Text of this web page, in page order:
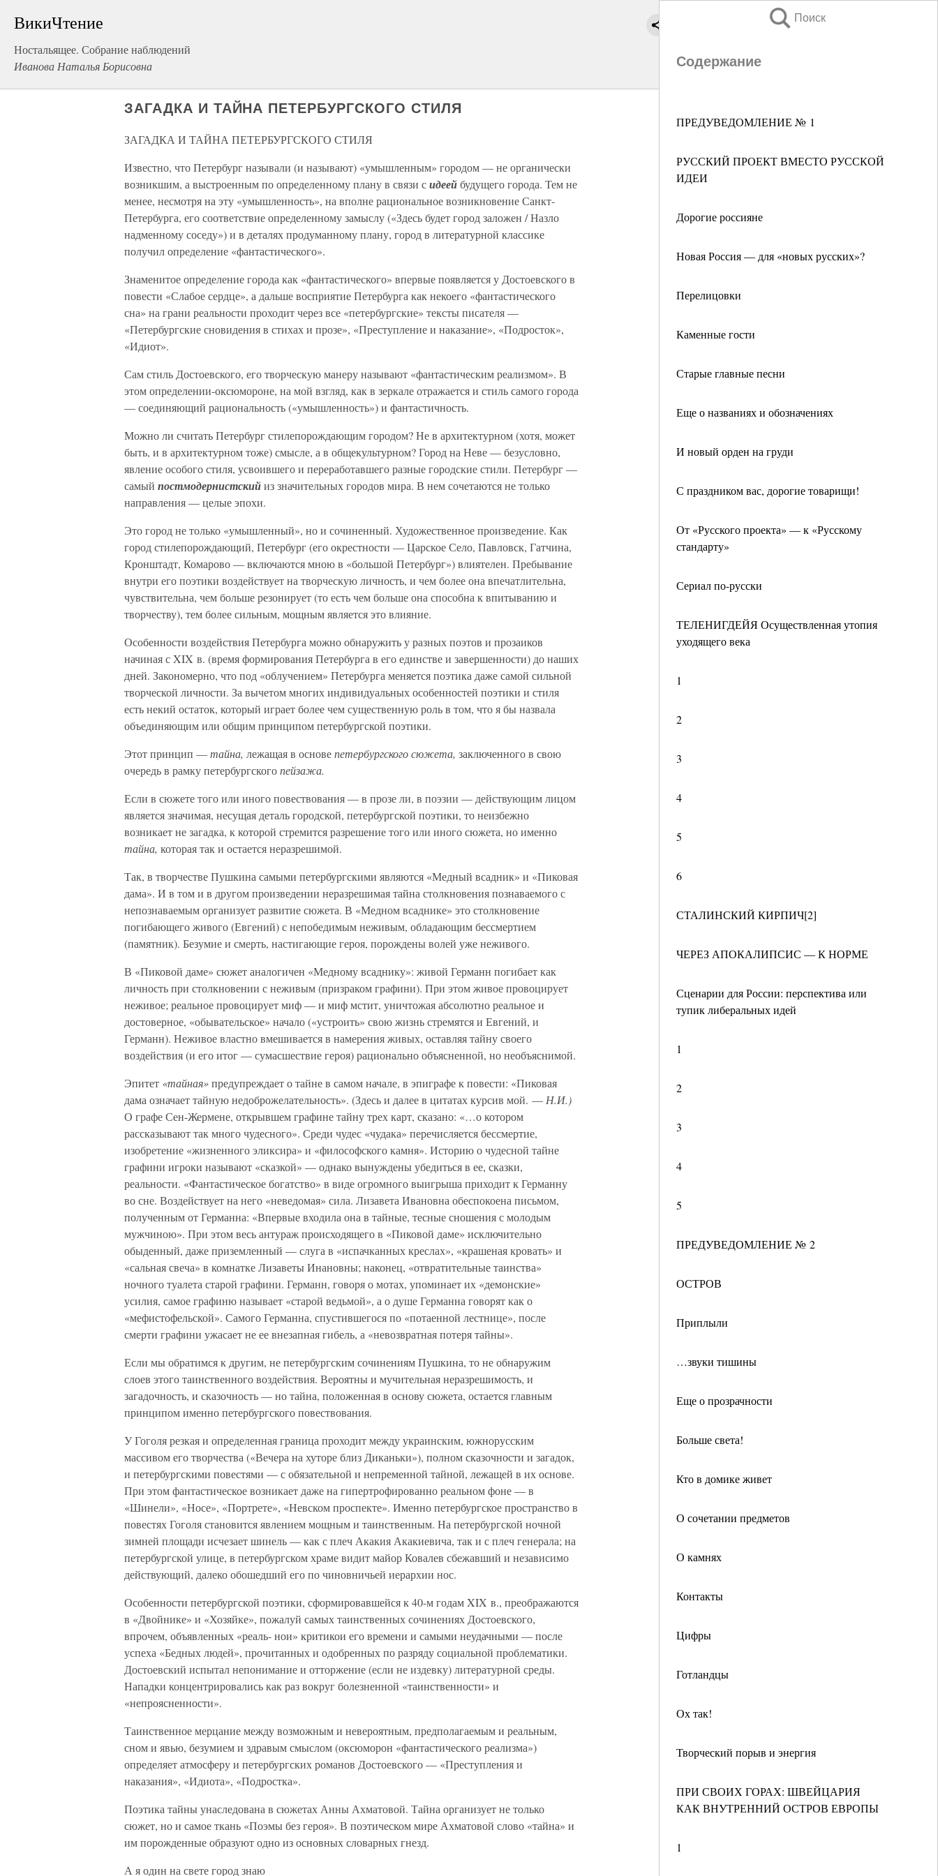
ВикиЧтение
Ностальящее. Собрание наблюдений
Иванова Наталья Борисовна
Поиск
Содержание
ПРЕДУВЕДОМЛЕНИЕ № 1
РУССКИЙ ПРОЕКТ ВМЕСТО РУССКОЙ
ИДЕИ
Дорогие россияне
Новая Россия — для «новых русских»?
Перелицовки
Каменные гости
Старые главные песни
Еще о названиях и обозначениях
И новый орден на груди
С праздником вас, дорогие товарищи!
От «Русского проекта» — к «Русскому
стандарту»
Сериал по-русски
ТЕЛЕНИГДЕЙЯ Осуществленная утопия
уходящего века
1
2
3
4
5
6
СТАЛИНСКИЙ КИРПИЧ[2]
ЧЕРЕЗ АПОКАЛИПСИС — К НОРМЕ
Сценарии для России: перспектива или
тупик либеральных идей
1
2
3
4
5
ПРЕДУВЕДОМЛЕНИЕ № 2
ОСТРОВ
Приплыли
…звуки тишины
Еще о прозрачности
Больше света!
Кто в домике живет
О сочетании предметов
О камнях
Контакты
Цифры
Готландцы
Ох так!
Творческий порыв и энергия
ПРИ СВОИХ ГОРАХ: ШВЕЙЦАРИЯ
КАК ВНУТРЕННИЙ ОСТРОВ ЕВРОПЫ
1
ЗАГАДКА И ТАЙНА ПЕТЕРБУРГСКОГО СТИЛЯ
ЗАГАДКА И ТАЙНА ПЕТЕРБУРГСКОГО СТИЛЯ
Известно, что Петербург называли (и называют) «умышленным» городом — не органически
возникшим, а выстроенным по определенному плану в связи сидеейбудущего города. Тем не
менее, несмотря на эту «умышленность», на вполне рациональное возникновение Санкт-
Петербурга, его соответствие определенному замыслу («Здесь будет город заложен / Назло
надменному соседу») и в деталях продуманному плану, город в литературной классике
получил определение «фантастического».
Знаменитое определение города как «фантастического» впервые появляется у Достоевского в
повести «Слабое сердце», а дальше восприятие Петербурга как некоего «фантастического
сна» на грани реальности проходит через все «петербургские» тексты писателя —
«Петербургские сновидения в стихах и прозе», «Преступление и наказание», «Подросток»,
«Идиот».
Сам стиль Достоевского, его творческую манеру называют «фантастическим реализмом». В
этом определении-оксюмороне, на мой взгляд, как в зеркале отражается и стиль самого города
— соединяющий рациональность («умышленность») и фантастичность.
Можно ли считать Петербург стилепорождающим городом? Не в архитектурном (хотя, может
быть, и в архитектурном тоже) смысле, а в общекультурном? Город на Неве — безусловно,
явление особого стиля, усвоившего и переработавшего разные городские стили. Петербург —
самый постмодернистскийиз значительных городов мира. В нем сочетаются не только
направления — целые эпохи.
Это город не только «умышленный», но и сочиненный. Художественное произведение. Как
город стилепорождающий, Петербург (его окрестности — Царское Село, Павловск, Гатчина,
Кронштадт, Комарово — включаются мною в «большой Петербург») влиятелен. Пребывание
внутри его поэтики воздействует на творческую личность, и чем более она впечатлительна,
чувствительна, чем больше резонирует (то есть чем больше она способна к впитыванию и
творчеству), тем более сильным, мощным является это влияние.
Особенности воздействия Петербурга можно обнаружить у разных поэтов и прозаиков
начиная с XIX в. (время формирования Петербурга в его единстве и завершенности) до наших
дней. Закономерно, что под «облучением» Петербурга меняется поэтика даже самой сильной
творческой личности. За вычетом многих индивидуальных особенностей поэтики и стиля
есть некий остаток, который играет более чем существенную роль в том, что я бы назвала
объединяющим или общим принципом петербургской поэтики.
Этот принцип —тайна, лежащая в основепетербургского сюжета, заключенного в свою
очередь в рамку петербургскогопейзажа.
Если в сюжете того или иного повествования — в прозе ли, в поэзии — действующим лицом
является значимая, несущая деталь городской, петербургской поэтики, то неизбежно
возникает не загадка, к которой стремится разрешение того или иного сюжета, но именно
тайна, которая так и остается неразрешимой.
Так, в творчестве Пушкина самыми петербургскими являются «Медный всадник» и «Пиковая
дама». И в том и в другом произведении неразрешимая тайна столкновения познаваемого с
непознаваемым организует развитие сюжета. В «Медном всаднике» это столкновение
погибающего живого (Евгений) с непобедимым неживым, обладающим бессмертием
(памятник). Безумие и смерть, настигающие героя, порождены волей уже неживого.
В «Пиковой даме» сюжет аналогичен «Медному всаднику»: живой Германн погибает как
личность при столкновении с неживым (призраком графини). При этом живое провоцирует
неживое; реальное провоцирует миф — и миф мстит, уничтожая абсолютно реальное и
достоверное, «обывательское» начало («устроить» свою жизнь стремятся и Евгений, и
Германн). Неживое властно вмешивается в намерения живых, оставляя тайну своего
воздействия (и его итог — сумасшествие героя) рационально объясненной, но необъяснимой.
Эпитет «тайная»предупреждает о тайне в самом начале, в эпиграфе к повести: «Пиковая
дама означает тайную недоброжелательность». (Здесь и далее в цитатах курсив мой. — Н.И.)
О графе Сен-Жермене, открывшем графине тайну трех карт, сказано: «…о котором
рассказывают так много чудесного». Среди чудес «чудака» перечисляется бессмертие,
изобретение «жизненного эликсира» и «философского камня». Историю о чудесной тайне
графини игроки называют «сказкой» — однако вынуждены убедиться в ее, сказки,
реальности. «Фантастическое богатство» в виде огромного выигрыша приходит к Германну
во сне. Воздействует на него «неведомая» сила. Лизавета Ивановна обеспокоена письмом,
полученным от Германна: «Впервые входила она в тайные, тесные сношения с молодым
мужчиною». При этом весь антураж происходящего в «Пиковой даме» исключительно
обыденный, даже приземленный — слуга в «испачканных креслах», «крашеная кровать» и
«сальная свеча» в комнатке Лизаветы Инановны; наконец, «отвратительные таинства»
ночного туалета старой графини. Германн, говоря о мотах, упоминает их «демонские»
усилия, самое графиню называет «старой ведьмой», а о душе Германна говорят как о
«мефистофельской». Самого Германна, спустившегося по «потаенной лестнице», после
смерти графини ужасает не ее внезапная гибель, а «невозвратная потеря тайны».
Если мы обратимся к другим, не петербургским сочинениям Пушкина, то не обнаружим
слоев этого таинственного воздействия. Вероятны и мучительная неразрешимость, и
загадочность, и сказочность — но тайна, положенная в основу сюжета, остается главным
принципом именно петербургского повествования.
У Гоголя резкая и определенная граница проходит между украинским, южнорусским
массивом его творчества («Вечера на хуторе близ Диканьки»), полном сказочности и загадок,
и петербургскими повестями — с обязательной и непременной тайной, лежащей в их основе.
При этом фантастическое возникает даже на гипертрофированно реальном фоне — в
«Шинели», «Носе», «Портрете», «Невском проспекте». Именно петербургское пространство в
повестях Гоголя становится явлением мощным и таинственным. На петербургской ночной
зимней площади исчезает шинель — как с плеч Акакия Акакиевича, так и с плеч генерала; на
петербургской улице, в петербургском храме видит майор Ковалев сбежавший и независимо
действующий, далеко обошедший его по чиновничьей иерархии нос.
Особенности петербургской поэтики, сформировавшейся к 40-м годам XIX в., преображаются
в «Двойнике» и «Хозяйке», пожалуй самых таинственных сочинениях Достоевского,
впрочем, объявленных «реаль- нои» критикои его времени и самыми неудачными — после
успеха «Бедных людей», прочитанных и одобренных по разряду социальной проблематики.
Достоевский испытал непонимание и отторжение (если не издевку) литературной среды.
Нападки концентрировались как раз вокруг болезненной «таинственности» и
«непроясненности».
Таинственное мерцание между возможным и невероятным, предполагаемым и реальным,
сном и явью, безумием и здравым смыслом (оксюморон «фантастического реализма»)
определяет атмосферу и петербургских романов Достоевского — «Преступления и
наказания», «Идиота», «Подростка».
Поэтика тайны унаследована в сюжетах Анны Ахматовой. Тайна организует не только
сюжет, но и самое ткань «Поэмы без героя». В поэтическом мире Ахматовой слово «тайна» и
им порожденные образуют одно из основных словарных гнезд.
А я один на свете город знаю